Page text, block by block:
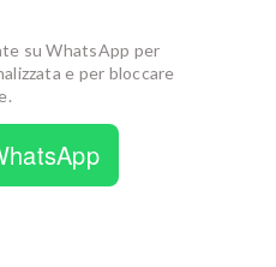
su WhatsApp per
e per bloccare